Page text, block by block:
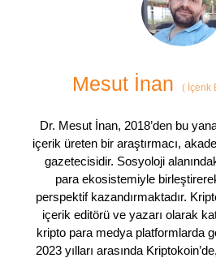
Mesut İnan ( İçerik
Dr. Mesut İnan, 2018’den bu
içerik üreten bir araştırmacı,
gazetecisidir. Sosyoloji
para ekosistemiyle
perspektif kazandırmaktadır.
içerik editörü ve yazarı olarak
kripto para medya platformlarda
2023 yılları arasında